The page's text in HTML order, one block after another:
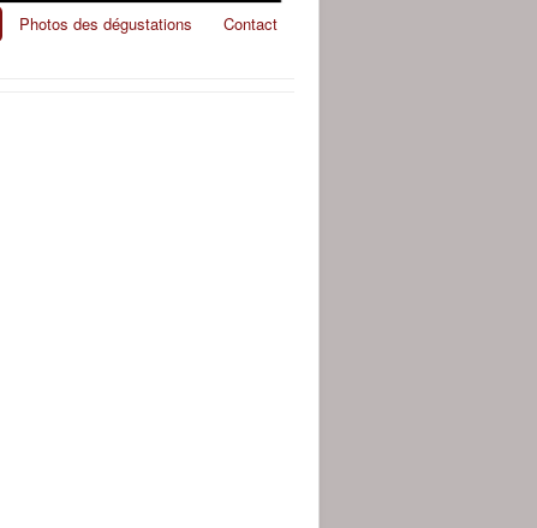
Photos des dégustations Contact